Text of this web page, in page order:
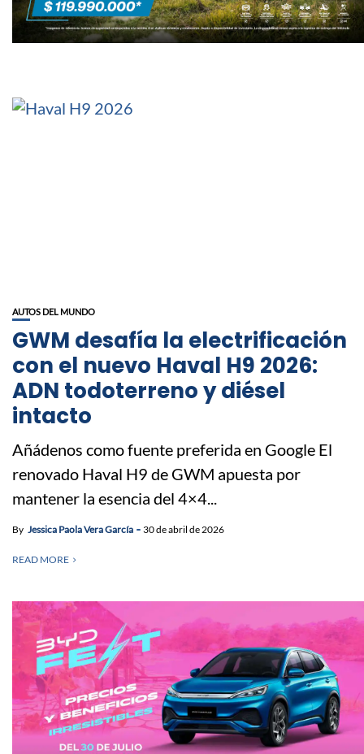
AUTOS DEL MUNDO
GWM desafía la electrificación
con el nuevo Haval H9 2026:
ADN todoterreno y diésel
intacto
Añádenos como fuente preferida en Google El
renovado Haval H9 de GWM apuesta por
mantener la esencia del 4×4...
By Jessica Paola Vera García 30 de abril de 2026
READ MORE